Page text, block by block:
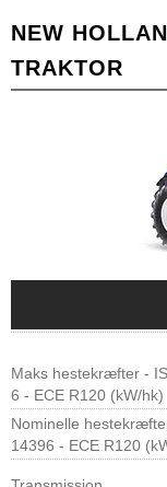
NEW
TRAKTOR
Maks hestekræfter -
6 - ECE R120 (kW/hk)
Nominelle
14396 - ECE R120